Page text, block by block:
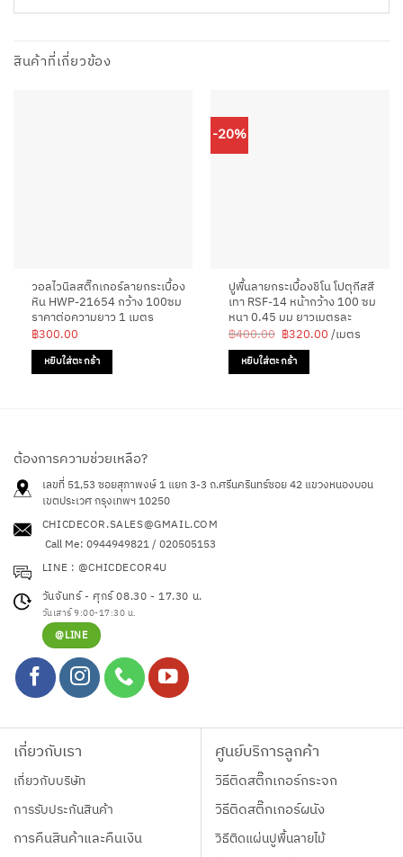
สินค้าที่เกี่ยวข้อง
วอลไวนิลสติ๊กเกอร์ลายกระเบื้อง
หิน HWP-21654 กว้าง 100ซม
ราคาต่อความยาว 1 เมตร
฿300.00
หยิบใส่ตะกร้า
-20%
ปูพื้นลายกระเบื้องชิโน โปตุกีสสี
เทา RSF-14 หน้ากว้าง 100 ซม
หนา 0.45 มม ยาวเมตรละ
฿400.00 Original
price
was:
฿400.00.
฿320.00Current
price
/เมตร
หยิบใส่ตะกร้า
ต้องการความช่วยเหลือ?
เลขที่ 51,53 ซอยสุภาพงษ์ 1 แยก 3-3 ถ.ศรีนครินทร์ซอย 42แขวงหนองบอน
เขตประเวศ กรุงเทพฯ 10250
CHICDECOR.SALES@GMAIL.COM
Call Me: 0944949821 / 020505153
LINE : @CHICDECOR4U
วันจันทร์ - ศุกร์ 08.30 - 17.30 น.
วันเสาร์ 9:00-17:30 น.
@LINE
เกี่ยวกับเรา
เกี่ยวกับบริษัท
การรับประกันสินค้า
การคืนสินค้าและคืนเงิน
ศูนย์บริการลูกค้า
วิธีติดสติ๊กเกอร์กระจก
วิธีติดสติ๊กเกอร์ผนัง
วิธีติดแผ่นปูพื้นลายไม้